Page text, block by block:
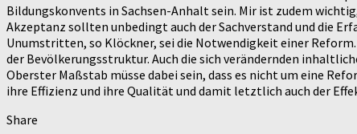
Bildungskonvents in Sachsen-Anhalt sein. Mir ist zudem
Akzeptanz sollten unbedingt auch der Sachverstand und die
Unumstritten, so Klöckner, sei die Notwendigkeit einer
der Bevölkerungsstruktur. Auch die sich verändernden
Oberster Maßstab müsse dabei sein, dass es nicht um eine
ihre Effizienz und ihre Qualität und damit letztlich auch der
Share